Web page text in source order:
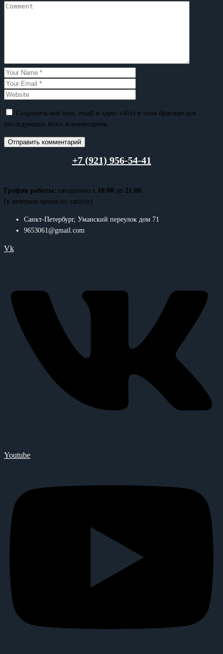
Сохранить моё имя, email и адрес сайта в этом браузере для
последующих моих комментариев.
+7 (921) 956-54-41
График работы: ежедневно с 10:00 до 21:00
(в вечернее время по записи)
Санкт-Петербург, Уманский переулок дом 71
9653061@gmail.com
Vk
Youtube